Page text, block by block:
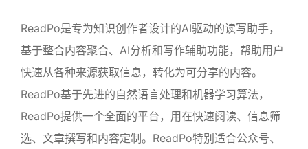
ReadPo是专为知识创作者设计的AI驱动的读写助手，
基于整合内容聚合、AI分析和写作辅助功能，帮助用户
快速从各种来源获取信息，转化为可分享的内容。
ReadPo基于先进的自然语言处理和机器学习算法，
ReadPo提供一个全面的平台，用在快速阅读、信息筛
选、文章撰写和内容定制。ReadPo特别适合公众号、